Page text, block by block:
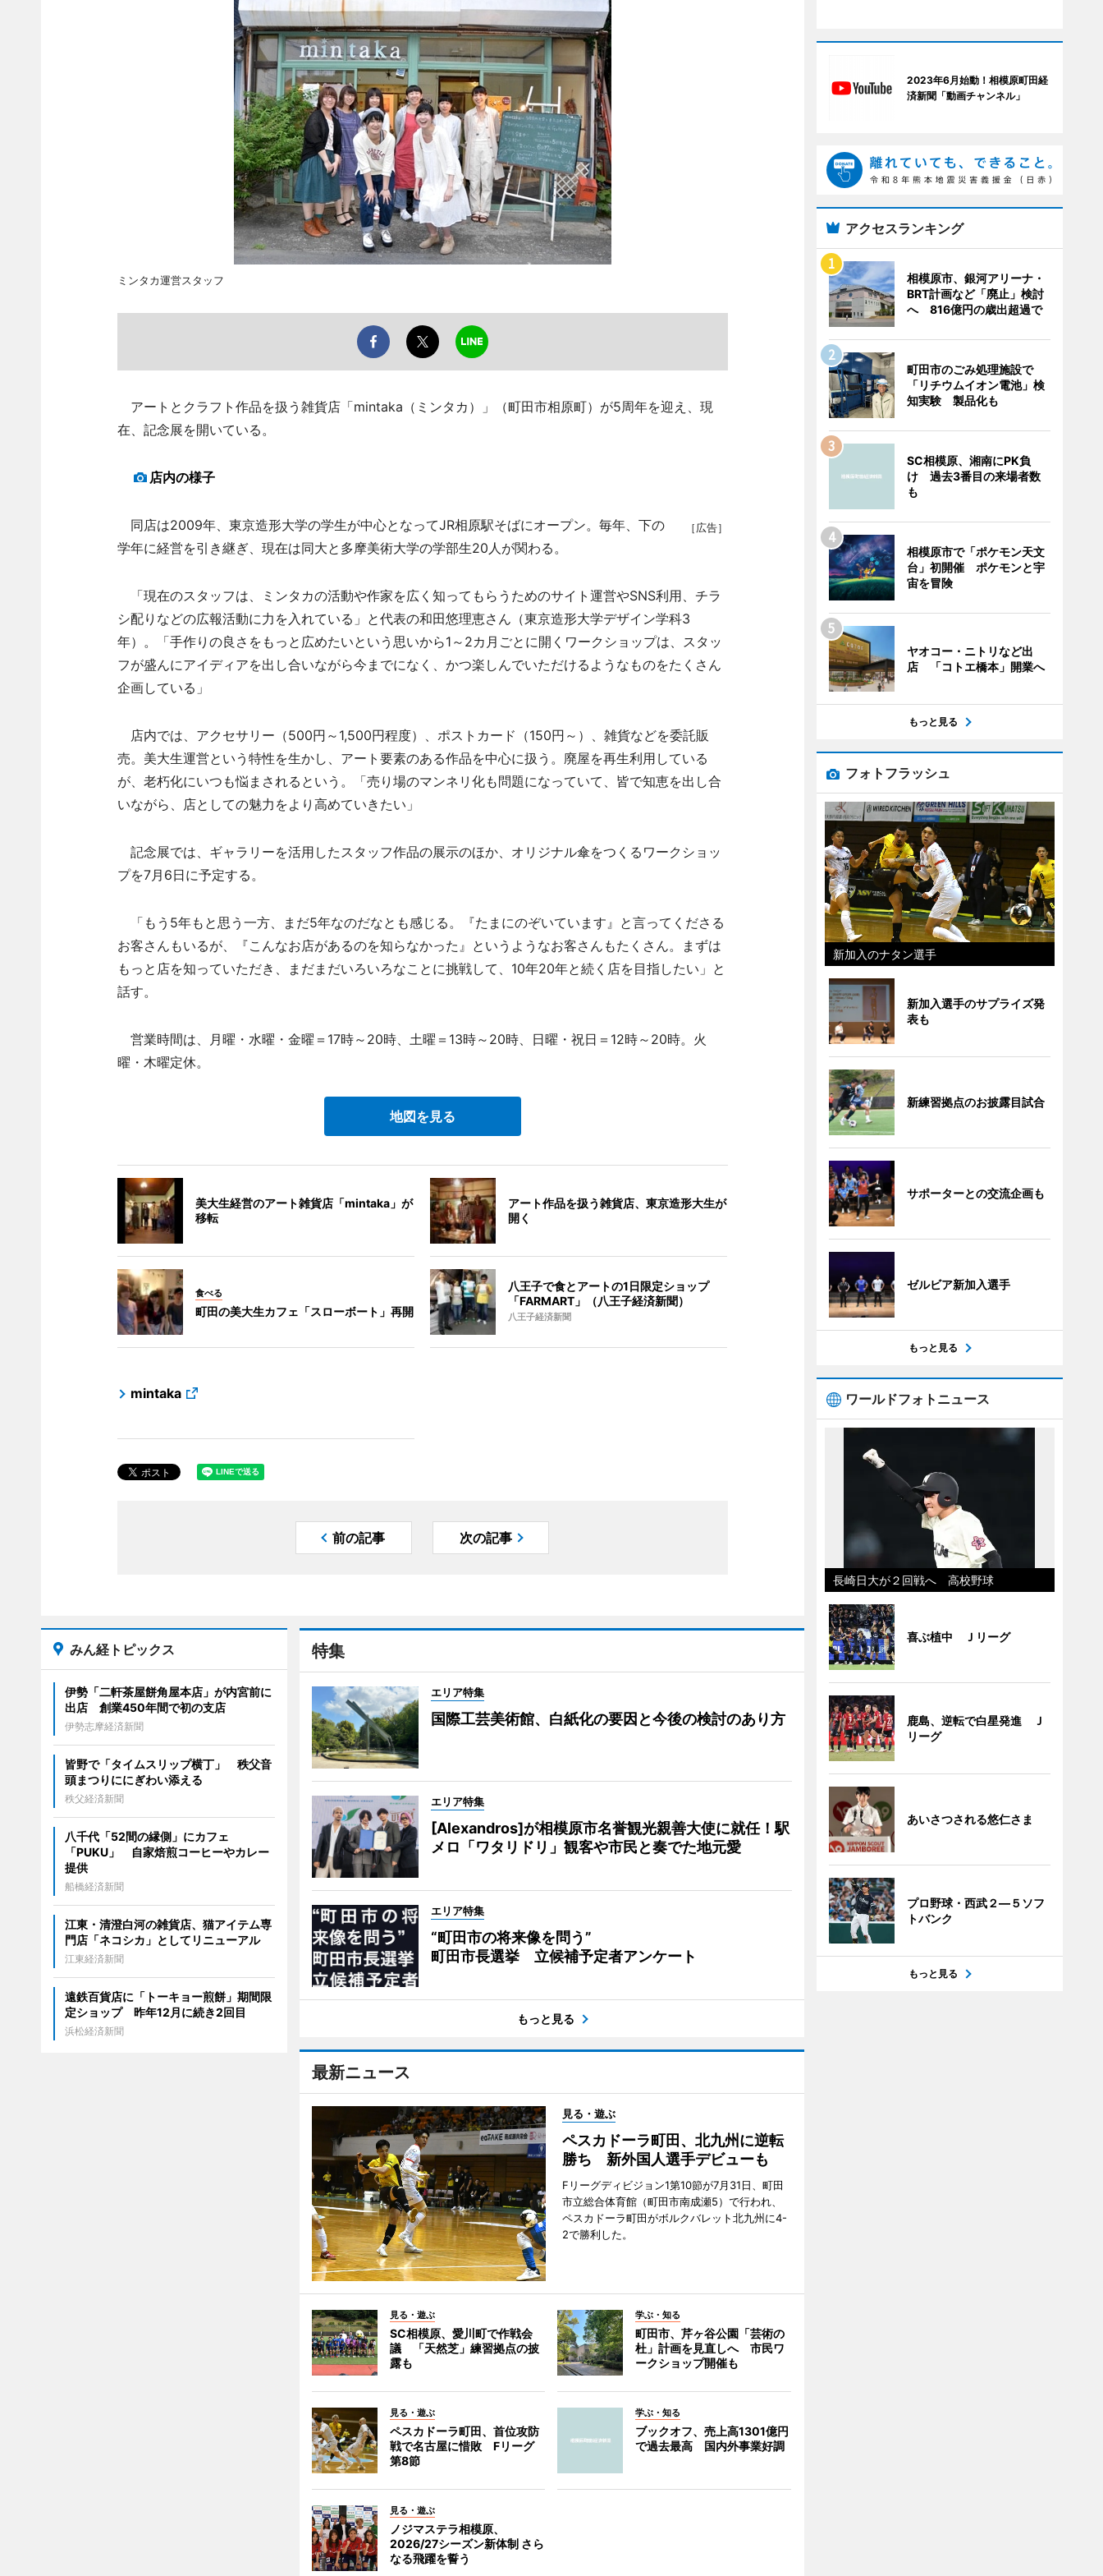
ミンタカ運営スタッフ
アートとクラフト作品を扱う雑貨店「mintaka（ミンタカ）」（町田市相原町）が5周年を迎え、現
在、記念展を開いている。
店内の様子
［広告］
同店は2009年、東京造形大学の学生が中心となってJR相原駅そばにオープン。毎年、下の
学年に経営を引き継ぎ、現在は同大と多摩美術大学の学部生20人が関わる。
「現在のスタッフは、ミンタカの活動や作家を広く知ってもらうためのサイト運営やSNS利用、チラ
シ配りなどの広報活動に力を入れている」と代表の和田悠理恵さん（東京造形大学デザイン学科3
年）。「手作りの良さをもっと広めたいという思いから1～2カ月ごとに開くワークショップは、スタッ
フが盛んにアイディアを出し合いながら今までになく、かつ楽しんでいただけるようなものをたくさん
企画している」
店内では、アクセサリー（500円～1,500円程度）、ポストカード（150円～）、雑貨などを委託販
売。美大生運営という特性を生かし、アート要素のある作品を中心に扱う。廃屋を再生利用している
が、老朽化にいつも悩まされるという。「売り場のマンネリ化も問題になっていて、皆で知恵を出し合
いながら、店としての魅力をより高めていきたい」
記念展では、ギャラリーを活用したスタッフ作品の展示のほか、オリジナル傘をつくるワークショッ
プを7月6日に予定する。
「もう5年もと思う一方、まだ5年なのだなとも感じる。『たまにのぞいています』と言ってくださる
お客さんもいるが、『こんなお店があるのを知らなかった』というようなお客さんもたくさん。まずは
もっと店を知っていただき、まだまだいろいろなことに挑戦して、10年20年と続く店を目指したい」と
話す。
営業時間は、月曜・水曜・金曜＝17時～20時、土曜＝13時～20時、日曜・祝日＝12時～20時。火
曜・木曜定休。
地図を見る
美大生経営のアート雑貨店「mintaka」が
移転
アート作品を扱う雑貨店、東京造形大生が
開く
食べる
町田の美大生カフェ「スローボート」再開
八王子で食とアートの1日限定ショップ
「FARMART」（八王子経済新聞）
八王子経済新聞
mintaka
前の記事 次の記事
特集
エリア特集
国際工芸美術館、白紙化の要因と今後の検討のあり方
エリア特集
[Alexandros]が相模原市名誉観光親善大使に就任！駅
メロ「ワタリドリ」観客や市民と奏でた地元愛
エリア特集
“町田市の将来像を問う”
町田市長選挙 立候補予定者アンケート
もっと見る
最新ニュース
見る・遊ぶ
ペスカドーラ町田、北九州に逆転
勝ち 新外国人選手デビューも
Fリーグディビジョン1第10節が7月31日、町田
市立総合体育館（町田市南成瀬5）で行われ、
ペスカドーラ町田がボルクバレット北九州に4-
2で勝利した。
見る・遊ぶ
SC相模原、愛川町で作戦会
議 「天然芝」練習拠点の披
露も
学ぶ・知る
町田市、芹ヶ谷公園「芸術の
杜」計画を見直しへ 市民ワ
ークショップ開催も
見る・遊ぶ
ペスカドーラ町田、首位攻防
戦で名古屋に惜敗 Fリーグ
第8節
学ぶ・知る
ブックオフ、売上高1301億円
で過去最高 国内外事業好調
見る・遊ぶ
ノジマステラ相模原、
2026/27シーズン新体制 さら
なる飛躍を誓う
みん経トピックス
伊勢「二軒茶屋餅角屋本店」が内宮前に
出店 創業450年間で初の支店
伊勢志摩経済新聞
皆野で「タイムスリップ横丁」 秩父音
頭まつりににぎわい添える
秩父経済新聞
八千代「52間の縁側」にカフェ
「PUKU」 自家焙煎コーヒーやカレー
提供
船橋経済新聞
江東・清澄白河の雑貨店、猫アイテム専
門店「ネコシカ」としてリニューアル
江東経済新聞
遠鉄百貨店に「トーキョー煎餅」期間限
定ショップ 昨年12月に続き2回目
浜松経済新聞
2023年6月始動！相模原町田経
済新聞「動画チャンネル」
アクセスランキング
相模原市、銀河アリーナ・
BRT計画など「廃止」検討
へ 816億円の歳出超過で
町田市のごみ処理施設で
「リチウムイオン電池」検
知実験 製品化も
SC相模原、湘南にPK負
け 過去3番目の来場者数
も
相模原市で「ポケモン天文
台」初開催 ポケモンと宇
宙を冒険
ヤオコー・ニトリなど出
店 「コトエ橋本」開業へ
もっと見る
フォトフラッシュ
新加入のナタン選手
新加入選手のサプライズ発
表も
新練習拠点のお披露目試合
サポーターとの交流企画も
ゼルビア新加入選手
もっと見る
ワールドフォトニュース
長崎日大が２回戦へ 高校野球
喜ぶ植中 Ｊリーグ
鹿島、逆転で白星発進 Ｊ
リーグ
あいさつされる悠仁さま
プロ野球・西武２―５ソフ
トバンク
もっと見る